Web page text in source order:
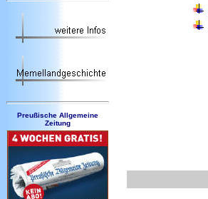
Preußische Allgemeine
Zeitung